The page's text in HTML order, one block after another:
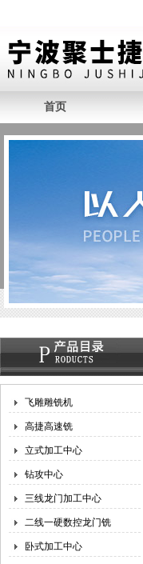
首页
飞雕雕铣机
高捷高速铣
立式加工中心
钻攻中心
三线龙门加工中心
二线一硬数控龙门铣
卧式加工中心